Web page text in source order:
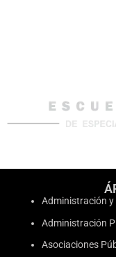
Administración y
Administración
Asociaciones